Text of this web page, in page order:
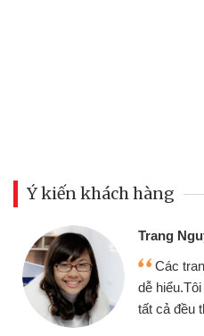
Ý kiến khách hàng
thiện,
chóng